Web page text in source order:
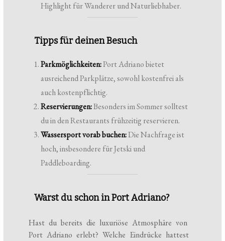
Highlight für Wanderer und Naturliebhaber.
Tipps für deinen Besuch
Parkmöglichkeiten:Port Adriano bietet
ausreichend Parkplätze, sowohl kostenfrei als
auch kostenpflichtig.
Reservierungen:Besonders im Sommer solltest
du in den Restaurants frühzeitig reservieren.
Wassersport vorab buchen:Die Nachfrage ist
hoch, insbesondere für Jetski und
Paddleboarding.
Warst du schon in Port Adriano?
Hast du bereits die luxuriöse Atmosphäre von
Port Adriano erlebt? Welche Eindrücke hattest